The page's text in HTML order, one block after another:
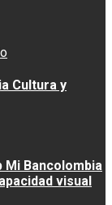
Cultura y
Mi Bancolombia
visual